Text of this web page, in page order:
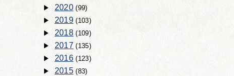
2020(99)
2019(103)
2018(109)
2017 (135)
2016(123)
2015(83)